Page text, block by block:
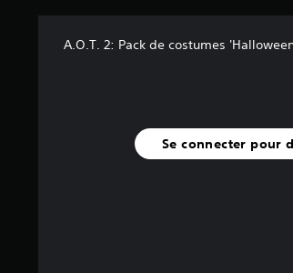
A.O.T. 2: Pack de costumes
Se connecter pour